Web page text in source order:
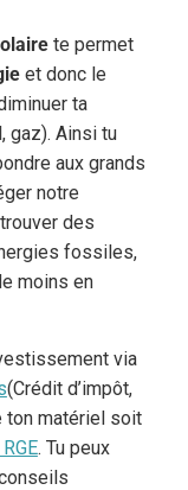
te permet
et donc le
ta
gaz). Ainsi tu
aux grands
notre
des
fossiles,
moins en
via
(Crédit d’impôt,
ton matériel soit
. Tu peux